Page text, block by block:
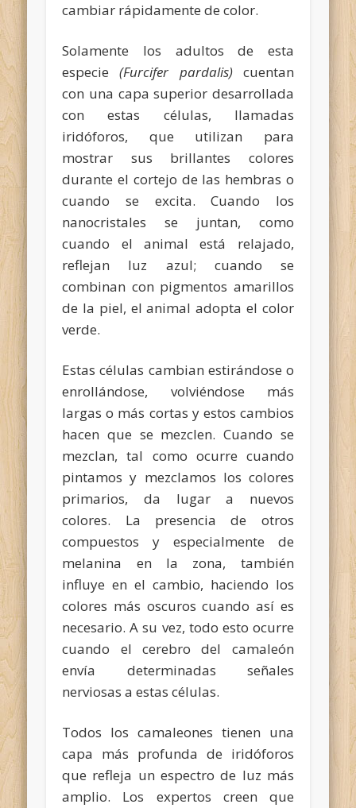
cambiar rápidamente de color.
Solamente los adultos de esta
especie(Furcifer pardalis) cuentan
con una capa superior desarrollada
con estas células, llamadas
iridóforos, que utilizan para
mostrar sus brillantes colores
durante el cortejo de las hembras o
cuando se excita. Cuando los
nanocristales se juntan, como
cuando el animal está relajado,
reflejan luz azul; cuando se
combinan con pigmentos amarillos
de la piel, el animal adopta el color
verde.
Estas células cambian estirándose o
enrollándose, volviéndose más
largas o más cortas y estos cambios
hacen que se mezclen. Cuando se
mezclan, tal como ocurre cuando
pintamos y mezclamos los colores
primarios, da lugar a nuevos
colores. La presencia de otros
compuestos y especialmente de
melanina en la zona, también
influye en el cambio, haciendo los
colores más oscuros cuando así es
necesario. A su vez, todo esto ocurre
cuando el cerebro del camaleón
envía determinadas señales
nerviosas a estas células.
Todos los camaleones tienen una
capa más profunda de iridóforos
que refleja un espectro de luz más
amplio. Los expertos creen que